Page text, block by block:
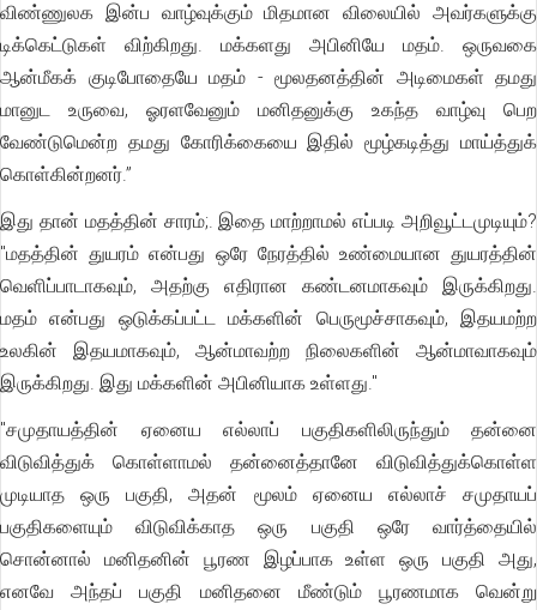
விண்ணுலக இன்ப வாழ்வுக்கும் மிதமான விலையில் அவர்களுக்கு
டிக்கெட்டுகள் விற்கிறது. மக்களது அபினியே மதம். ஒருவகை
ஆன்மீகக் குடிபோதையே மதம் - மூலதனத்தின் அடிமைகள் தமது
மானுட உருவை, ஓரளவேனும் மனிதனுக்கு உகந்த வாழ்வு பெற
வேண்டுமென்ற தமது கோரிக்கையை இதில் மூழ்கடித்து மாய்த்துக்
கொள்கின்றனர்.”
இது தான் மதத்தின் சாரம்;. இதை மாற்றாமல் எப்படி அறிவூட்டமுடியும்?
"மதத்தின் துயரம் என்பது ஒரே நேரத்தில் உண்மையான துயரத்தின்
வெளிப்பாடாகவும், அதற்கு எதிரான கண்டனமாகவும் இருக்கிறது.
மதம் என்பது ஒடுக்கப்பட்ட மக்களின் பெருமூச்சாகவும், இதயமற்ற
உலகின் இதயமாகவும், ஆன்மாவற்ற நிலைகளின் ஆன்மாவாகவும்
இருக்கிறது. இது மக்களின் அபினியாக உள்ளது."
"சமுதாயத்தின் ஏனைய எல்லாப் பகுதிகளிலிருந்தும் தன்னை
விடுவித்துக் கொள்ளாமல் தன்னைத்தானே விடுவித்துக்கொள்ள
முடியாத ஒரு பகுதி, அதன் மூலம் ஏனைய எல்லாச் சமுதாயப்
பகுதிகளையும் விடுவிக்காத ஒரு பகுதி ஒரே வார்த்தையில்
சொன்னால் மனிதனின் பூரண இழப்பாக உள்ள ஒரு பகுதி அது,
எனவே அந்தப் பகுதி மனிதனை மீண்டும் பூரணமாக வென்று